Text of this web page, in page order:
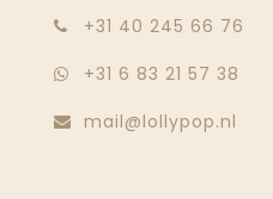
‭+31 40 245 66 76
+31 6 83 21 57 38
mail@lollypop.nl